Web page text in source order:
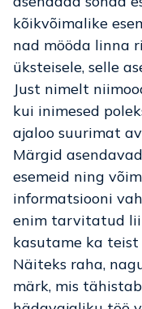
kõikvõimalike
nad mööda linna
üksteisele, selle
Just nimelt
kui inimesed
ajaloo suurimat
Märgid
esemeid ning
informatsiooni
enim tarvitatud
kasutame ka
Näiteks raha,
märk, mis